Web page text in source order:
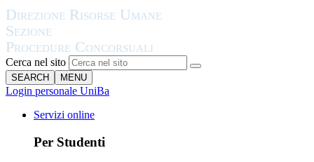
Cerca nel sito
SEARCH MENU
Login personale UniBa
Servizi online
Per Studenti